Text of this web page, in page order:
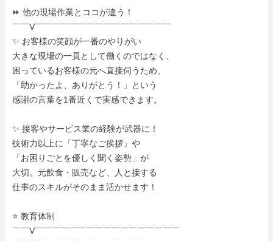
⏩ 他の現場作業とココが違う！
￣￣V￣￣￣￣￣￣￣￣￣￣￣￣￣￣￣￣
✨ お客様の笑顔が一番のやりがい
大きな現場の一員として働くのではなく、
困っているお客様の元へ直接伺うため、
「助かったよ、ありがとう！」という
感謝の言葉を1番近くで実感できます。
✨ 接客やサービス業の経験が武器に！
技術力以上に「丁寧なご挨拶」や
「お困りごとを優しく聞く姿勢」が
大切。元飲食・販売など、人と接する
仕事のスキルがそのまま活かせます！
⭐ 教育体制
￣￣V￣￣￣￣￣￣￣￣￣￣￣￣￣￣￣￣￣